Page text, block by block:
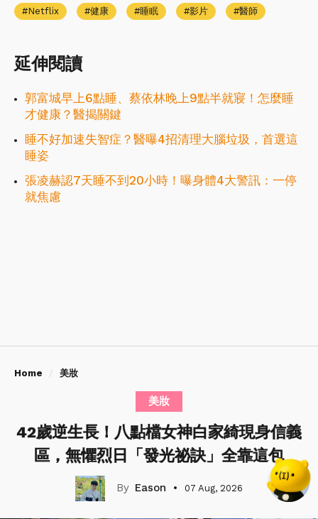
Netflix 健康 睡眠 影片 醫師
延伸閱讀
郭富城早上6點睡、蔡依林晚上9點半就寢！怎麼睡
才健康？醫揭關鍵
睡不好加速失智症？醫曝4招清理大腦垃圾，首選這
睡姿
張凌赫認7天睡不到20小時！曝身體4大警訊：一停
就焦慮
Home 美妝
美妝
42歲逆生長！八點檔女神白家綺現身信義
區，無懼烈日「發光祕訣」全靠這包
Eason 07 Aug, 2026